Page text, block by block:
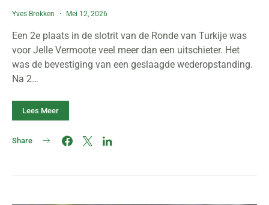
Yves Brokken Mei 12, 2026
Een 2e plaats in de slotrit van de Ronde van Turkije was
voor Jelle Vermoote veel meer dan een uitschieter. Het
was de bevestiging van een geslaagde wederopstanding.
Na 2…
Lees Meer
Share